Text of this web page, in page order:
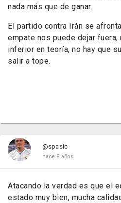
nada más que de ganar.
El partido contra Irán se
empate nos puede dejar fuera,
inferior en teoría, no hay que
salir a tope.
@spasic
hace 8 años
Atacando la verdad es que el
estado muy bien, mucha